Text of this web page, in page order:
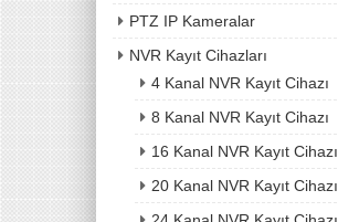
PTZ IP Kameralar
NVR Kayıt Cihazları
4 Kanal NVR Kayıt Cihazı
8 Kanal NVR Kayıt Cihazı
16 Kanal NVR Kayıt Cihazı
20 Kanal NVR Kayıt Cihazı